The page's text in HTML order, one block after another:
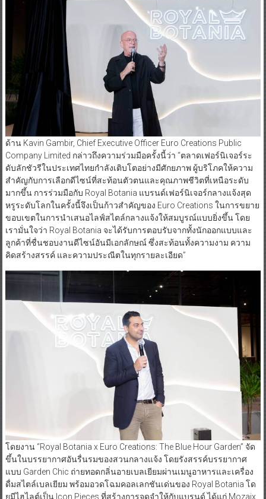
ด้าน Kavin Gambir, Chief Executive Officer Euro Creations Public
Company Limited กล่าวถึงความร่วมมือครั้งนี้ว่า “ตลาดเฟอร์นิเจอร์ระ
ดับลักชัวรีในประเทศไทยกำลังเติบโตอย่างมีศักยภาพ ผู้บริโภคให้ความ
สำคัญกับการเลือกดีไซน์ที่สะท้อนตัวตนและคุณภาพชีวิตที่เหนือระดับ
มากขึ้น การร่วมมือกับ Royal Botania แบรนด์เฟอร์นิเจอร์กลางแจ้งสุด
หรูระดับโลกในครั้งนี้จึงเป็นก้าวสำคัญของ Euro Creations ในการขยาย
ขอบเขตในการนำเสนอไลฟ์สไตล์กลางแจ้งให้สมบูรณ์แบบยิ่งขึ้น โดย
เรามั่นใจว่า Royal Botania จะได้รับการตอบรับจากทั้งนักออกแบบและ
ลูกค้าที่ชื่นชอบงานดีไซน์อันมีเอกลักษณ์ ซึ่งสะท้อนทั้งความงาม ความ
คิดสร้างสรรค์ และความประณีตในทุกรายละเอียด”
โดยงาน “Royal Botania x Euro Creations: The Blue Hour Garden” จัด
ขึ้นในบรรยากาศอันรื่นรมของสวนกลางแจ้ง โดยรังสรรค์บรรยากาศ
แบบ Garden Chic ถ่ายทอดกลิ่นอายเบลเยียมผ่านเมนูอาหารและเครื่อง
ดื่มสไตล์เบลเยียม พร้อมอวดโฉมคอลเลกชันเด่นของ Royal Botania โด
ยมีไฮไลต์เป็น Icon Pieces ที่สร้างการจดจำให้กับแบรนด์ ได้แก่ Mozaix